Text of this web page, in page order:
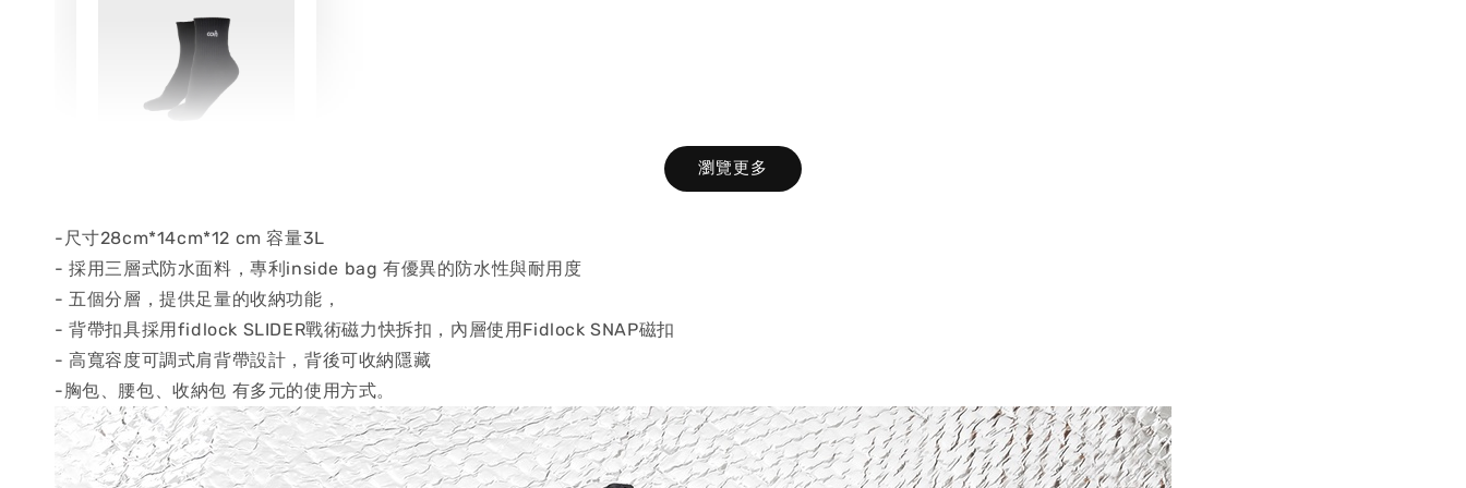
襪
NT$ 100
NT$ 190
- +
加入購物車
瀏覽更多
-尺寸28cm*14cm*12 cm 容量3L
- 採用三層式防水面料，專利inside bag 有優異的防水性與耐用度
- 五個分層，提供足量的收納功能，
- 背帶扣具採用fidlock SLIDER戰術磁力快拆扣，內層使用Fidlock SNAP磁扣
- 高寬容度可調式肩背帶設計，背後可收納隱藏
-胸包、腰包、收納包 有多元的使用方式。